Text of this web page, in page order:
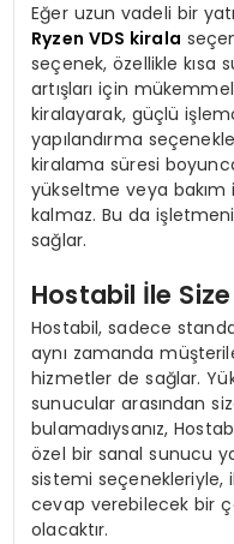
Eğer uzun vadeli bir
Ryzen VDS kirala
seçenek, özellikle kısa
artışları için
kiralayarak, güçlü
yapılandırma
kiralama süresi
yükseltme veya bakım
kalmaz. Bu da
sağlar.
Hostabil İle
Hostabil, sadece
aynı zamanda
hizmetler de sağlar.
sunucular arasından
bulamadıysanız,
özel bir sanal sunucu
sistemi seçenekleriyle,
cevap verebilecek bir
olacaktır.